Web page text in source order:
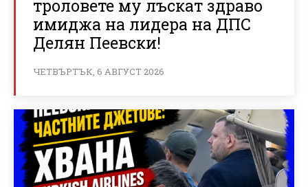
троловете му лъскат здраво
имиджа на лидера на ДПС
Делян Пеевски!
ЧЕТВЪРТЪК, 6 АВГУСТ 2026